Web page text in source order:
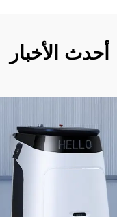
أحدث الأخبار